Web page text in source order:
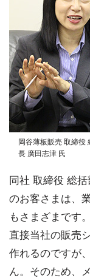
岡谷薄板販売 取締役
長 廣田志津 氏
同社 取締役 総
のお客さまは、
もさまざまです
直接当社の販売
作れるのですが
ん。そのため、